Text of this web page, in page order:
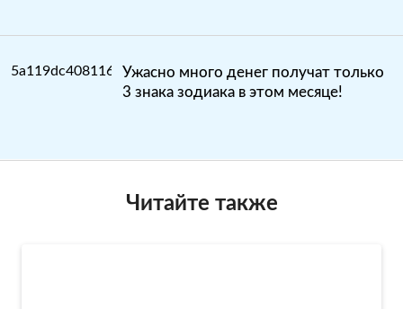
Ужасно много денег получат только
3 знака зодиака в этом месяце!
Читайте также